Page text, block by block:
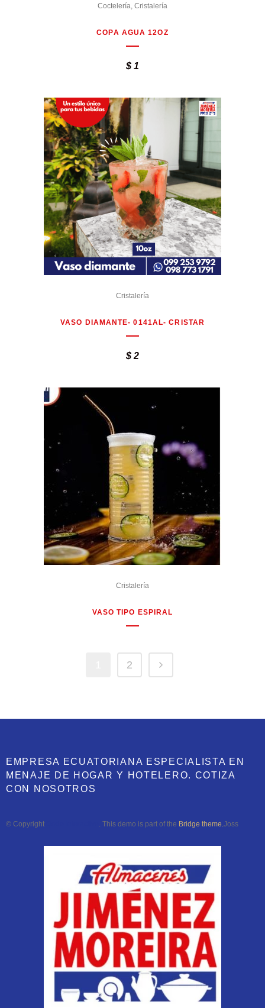
Coctelería Cristalería
COPA AGUA 12OZ
$ 1
Cristalería
VASO DIAMANTE- 0141AL- CRISTAR
$ 2
Cristalería
VASO TIPO ESPIRAL
2
EMPRESA ECUATORIANA ESPECIALISTA EN
MENAJE DE HOGAR Y HOTELERO. COTIZA
CON NOSOTROS
© Copyright . This demo is part of the Bridge theme. Joss